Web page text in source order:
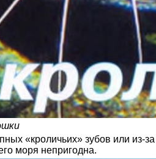
«кроличьих» зубов или
моря непригодна.